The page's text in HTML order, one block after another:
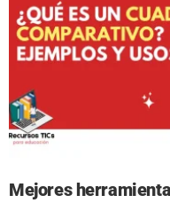
Mejores